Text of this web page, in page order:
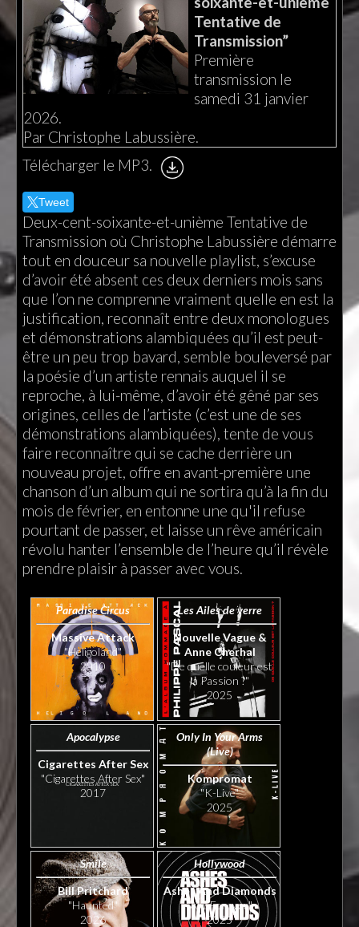
Tentative de
Transmission”
Première
transmission le
samedi 31 janvier
2026.
Par Christophe Labussière.
Télécharger le MP3.
Tweet
Deux-cent-soixante-et-unième Tentative de
Transmission où Christophe Labussière démarre
tout en douceur sa nouvelle playlist, s’excuse
d’avoir été absent ces deux derniers mois sans
que l’on ne comprenne vraiment quelle en est la
justification, reconnaît entre deux monologues
et démonstrations alambiquées qu’il est peut-
être un peu trop bavard, semble bouleversé par
la poésie d’un artiste rennais auquel il se
reproche, à lui-même, d’avoir été gêné par ses
origines, celles de l’artiste (c’est une de ses
démonstrations alambiquées), tente de vous
faire reconnaître qui se cache derrière un
nouveau projet, offre en avant-première une
chanson d’un album qui ne sortira qu’à la fin du
mois de février, en entonne une qu'il refuse
pourtant de passer, et laisse un rêve américain
révolu hanter l’ensemble de l’heure qu’il révèle
prendre plaisir à passer avec vous.
Paradise Circus
Massive Attack
"Heligoland"
2010
Les Ailes de verre
Nouvelle Vague &
Anne Cherhal
"De quelle couleur est
la Passion ?"
2025
Apocalypse
Cigarettes After Sex
"Cigarettes After Sex"
2017
Only In Your Arms
(Live)
Kompromat
"K-Live"
2025
Smile
Bill Pritchard
"Haunted"
2026
Hollywood
Ashes And Diamonds
"Are Forever"
2025